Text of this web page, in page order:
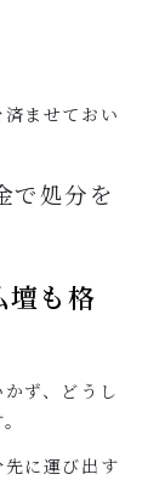
ませておい
で処分を
壇も格
ず、どうし
に運び出す